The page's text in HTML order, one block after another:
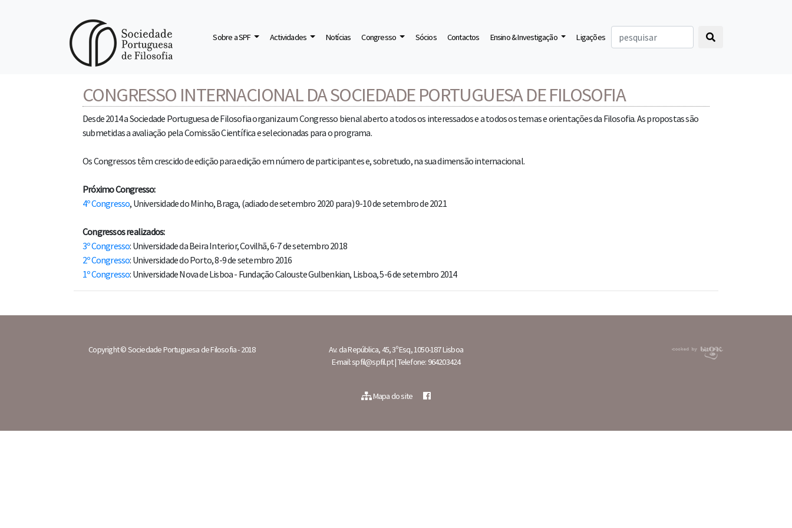
Sobre a SPF Actividades Notícias Congresso Sócios Contactos Ensino & Investigação Ligações
Início Congresso Internacional da Sociedade Portuguesa de Filosofia
CONGRESSO INTERNACIONAL DA SOCIEDADE PORTUGUESA DE FILOSOFIA
Desde 2014 a Sociedade Portuguesa de Filosofia organiza um Congresso bienal aberto a todos os interessados e a todos os temas e orientações da Filosofia. As propostas são
submetidas a avaliação pela Comissão Científica e selecionadas para o programa.
Os Congressos têm crescido de edição para edição em número de participantes e, sobretudo, na sua dimensão internacional.
Próximo Congresso:
4º Congresso, Universidade do Minho, Braga, (adiado de setembro 2020 para) 9-10 de setembro de 2021
Congressos realizados:
3º Congresso: Universidade da Beira Interior, Covilhã, 6-7 de setembro 2018
2º Congresso: Universidade do Porto, 8-9 de setembro 2016
1º Congresso: Universidade Nova de Lisboa - Fundação Calouste Gulbenkian, Lisboa, 5-6 de setembro 2014
Copyright © Sociedade Portuguesa de Filosofia - 2018
Av. da República, 45, 3º Esq, 1050-187 Lisboa
E-mail: spfil@spfil.pt | Telefone: 964203424
Mapa do site